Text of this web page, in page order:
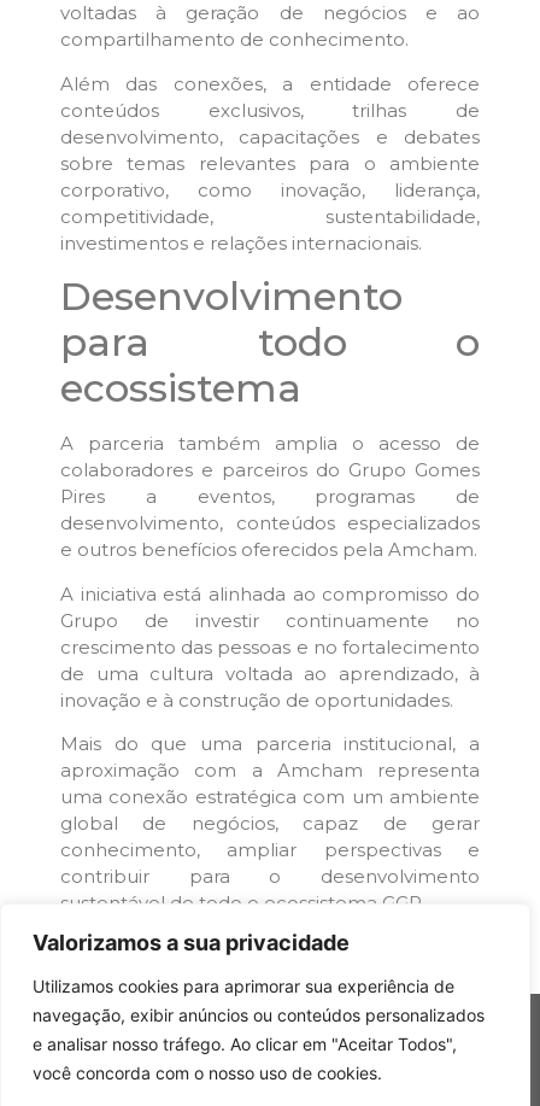
Valorizamos a sua privacidade
Utilizamos cookies para aprimorar sua experiência de
navegação, exibir anúncios ou conteúdos personalizados
e analisar nosso tráfego. Ao clicar em "Aceitar Todos",
você concorda com o nosso uso de cookies.
voltadas à geração de negócios e ao
compartilhamento de conhecimento.
Além das conexões, a entidade oferece
conteúdos exclusivos, trilhas de
desenvolvimento, capacitações e debates
sobre temas relevantes para o ambiente
corporativo, como inovação, liderança,
competitividade, sustentabilidade,
investimentos e relações internacionais.
Desenvolvimento
para todo o
ecossistema
A parceria também amplia o acesso de
colaboradores e parceiros do Grupo Gomes
Pires a eventos, programas de
desenvolvimento, conteúdos especializados
e outros benefícios oferecidos pela Amcham.
A iniciativa está alinhada ao compromisso do
Grupo de investir continuamente no
crescimento das pessoas e no fortalecimento
de uma cultura voltada ao aprendizado, à
inovação e à construção de oportunidades.
Mais do que uma parceria institucional, a
aproximação com a Amcham representa
uma conexão estratégica com um ambiente
global de negócios, capaz de gerar
conhecimento, ampliar perspectivas e
contribuir para o desenvolvimento
sustentável de todo o ecossistema GGP.
Copyright © 2026 Grupo Gomes Pires – Todos os direitos reservados.